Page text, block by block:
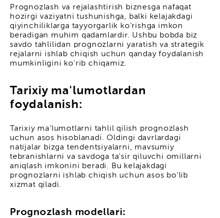
Prognozlash va rejalashtirish biznesga nafaqat
hozirgi vaziyatni tushunishga, balki kelajakdagi
qiyinchiliklarga tayyorgarlik ko'rishga imkon
beradigan muhim qadamlardir. Ushbu bobda biz
savdo tahlilidan prognozlarni yaratish va strategik
rejalarni ishlab chiqish uchun qanday foydalanish
mumkinligini ko'rib chiqamiz.
Tarixiy ma'lumotlardan
foydalanish:
Tarixiy ma'lumotlarni tahlil qilish prognozlash
uchun asos hisoblanadi. Oldingi davrlardagi
natijalar bizga tendentsiyalarni, mavsumiy
tebranishlarni va savdoga ta'sir qiluvchi omillarni
aniqlash imkonini beradi. Bu kelajakdagi
prognozlarni ishlab chiqish uchun asos bo'lib
xizmat qiladi.
Prognozlash modellari: